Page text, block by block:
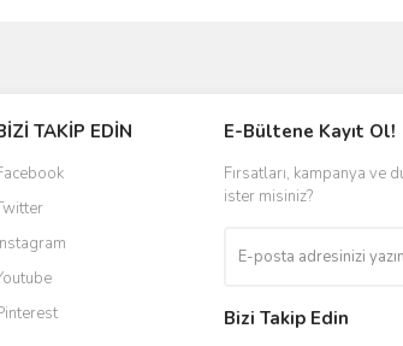
TAKİP EDİN E-Bültene Kayıt Ol!
Fırsatları, kampanya ve
ister misiniz?
Bizi Takip Edin